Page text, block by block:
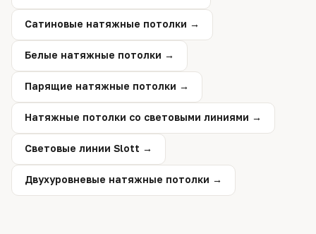
Сатиновые натяжные потолки →
Белые натяжные потолки →
Парящие натяжные потолки →
Натяжные потолки со световыми линиями →
Световые линии Slott →
Двухуровневые натяжные потолки →